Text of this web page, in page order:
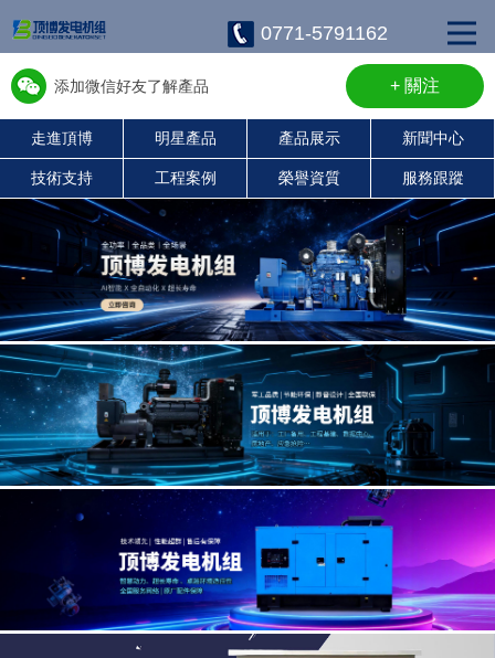
0771-5791162
添加微信好友了解產品
w13667715899
+ 關注
走進頂博 明星產品 產品展示 新聞中心
技術支持 工程案例 榮譽資質 服務跟蹤
靜音發電機組
濰柴發電機組
珀金斯發電機組
沃爾沃發電機組
康明斯柴油發電機組
上柴發電機組
玉柴發電機組